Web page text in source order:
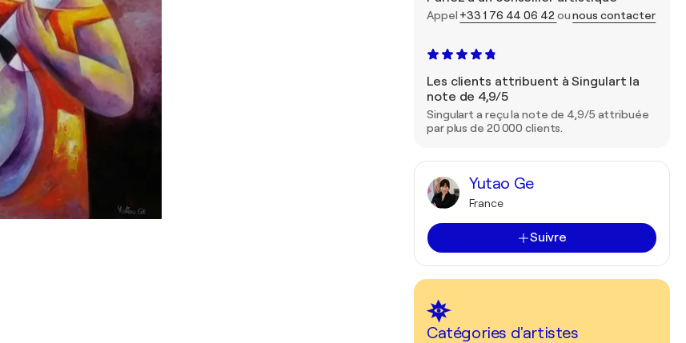
Appel +33 1 76 44 06 42 ounous contacter
Les clients attribuent à Singulart la
note de 4,9/5
Singulart a reçu la note de 4,9/5 attribuée
par plus de 20 000 clients.
Yutao Ge
France
Suivre
Catégories d'artistes